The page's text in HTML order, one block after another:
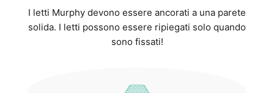
I letti Murphy devono essere ancorati a una parete
solida. I letti possono essere ripiegati solo quando
sono fissati!